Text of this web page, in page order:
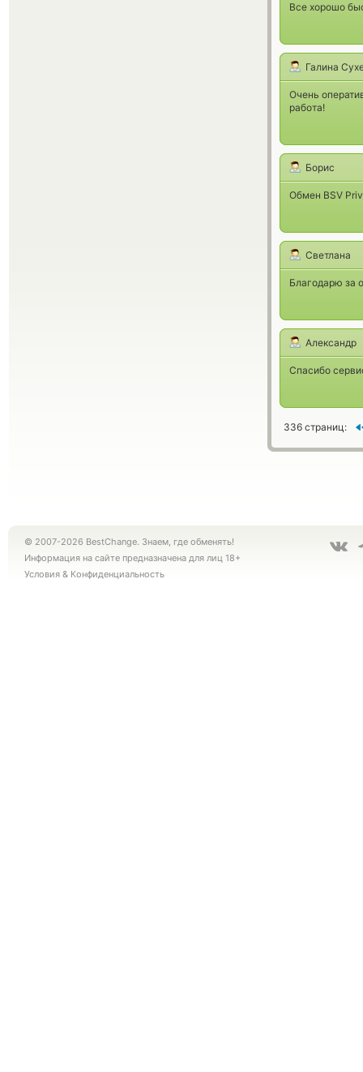
Все хорошо
Галина
Очень
работа!
Борис
Обмен BSV
Светлана
Благодарю за
Александр
Спасибо
336 страниц:
© 2007-2026 BestChange. Знаем, где обменять!
Информация на сайте предназначена для лиц 18+
Условия & Конфиденциальность